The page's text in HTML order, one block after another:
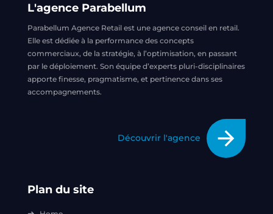
L'agence Parabellum
Parabellum Agence Retail est une agence conseil en retail.
Elle est dédiée à la performance des concepts
commerciaux, de la stratégie, à l’optimisation, en passant
par le déploiement. Son équipe d’experts pluri-disciplinaires
apporte finesse, pragmatisme, et pertinence dans ses
accompagnements.
Découvrir l'agence arrow_forward
Plan du site